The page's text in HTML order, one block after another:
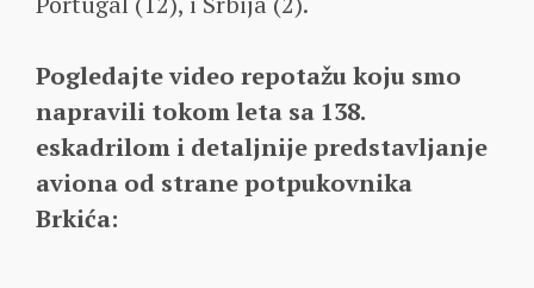
Pogledajte video repotažu koju smo
napravili tokom leta sa 138.
eskadrilom i detaljnije predstavljanje
aviona od strane potpukovnika
Brkića: